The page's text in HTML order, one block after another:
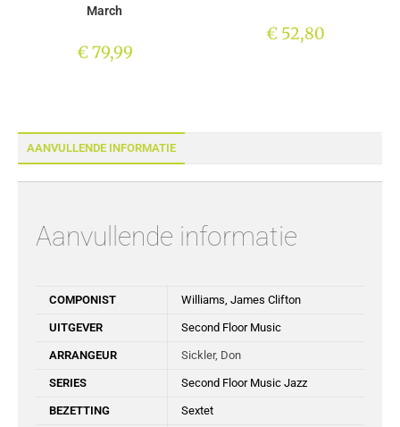
AANVULLENDE INFORMATIE
Aanvullende informatie
COMPONIST Williams, James Clifton
UITGEVER Second Floor Music
ARRANGEUR Sickler, Don
SERIES Second Floor Music Jazz
BEZETTING Sextet
March
€79,99
€ 52,80